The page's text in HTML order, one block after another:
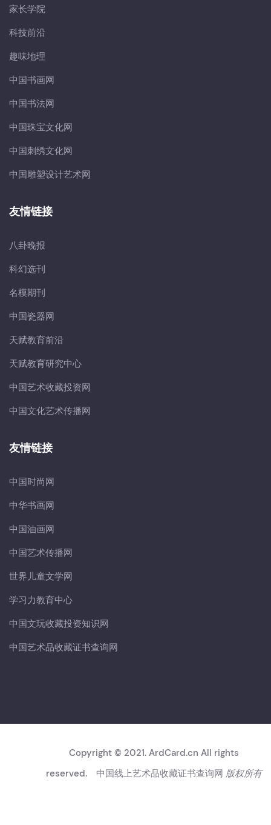
家长学院
科技前沿
趣味地理
中国书画网
中国书法网
中国珠宝文化网
中国刺绣文化网
中国雕塑设计艺术网
友情链接
八卦晚报
科幻选刊
名模期刊
中国瓷器网
天赋教育前沿
天赋教育研究中心
中国艺术收藏投资网
中国文化艺术传播网
友情链接
中国时尚网
中华书画网
中国油画网
中国艺术传播网
世界儿童文学网
学习力教育中心
中国文玩收藏投资知识网
中国艺术品收藏证书查询网
Copyright © 2021. ArdCard.cn All rights
reserved. 中国线上艺术品收藏证书查询网 版权所有